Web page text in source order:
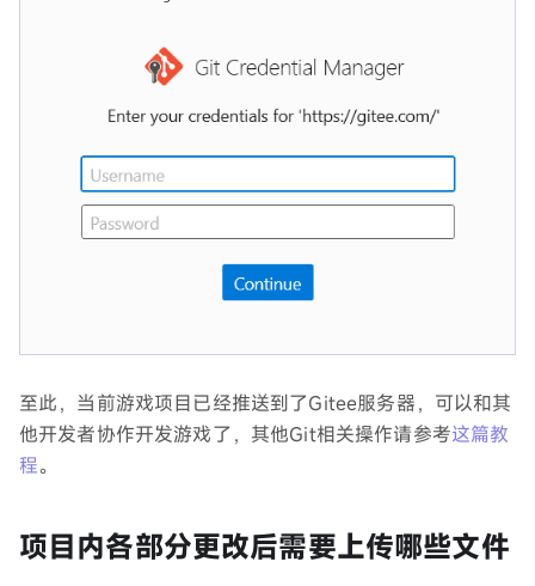
至此，当前游戏项目已经推送到了Gitee服务器，可以和其
他开发者协作开发游戏了，其他Git相关操作请参考这篇教
程。
项目内各部分更改后需要上传哪些文件